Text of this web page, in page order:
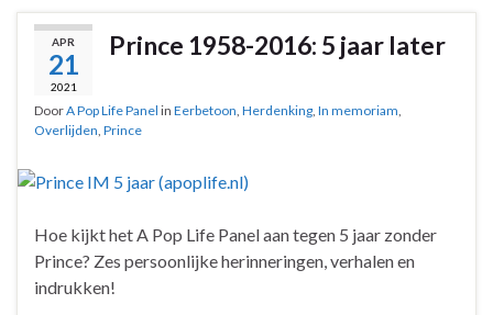
APR
21
2021
Prince 1958-2016: 5 jaar later
DoorA Pop Life Panel in Eerbetoon, Herdenking, In memoriam,
Overlijden, Prince
Hoe kijkt het A Pop Life Panel aan tegen 5 jaar zonder
Prince? Zes persoonlijke herinneringen, verhalen en
indrukken!